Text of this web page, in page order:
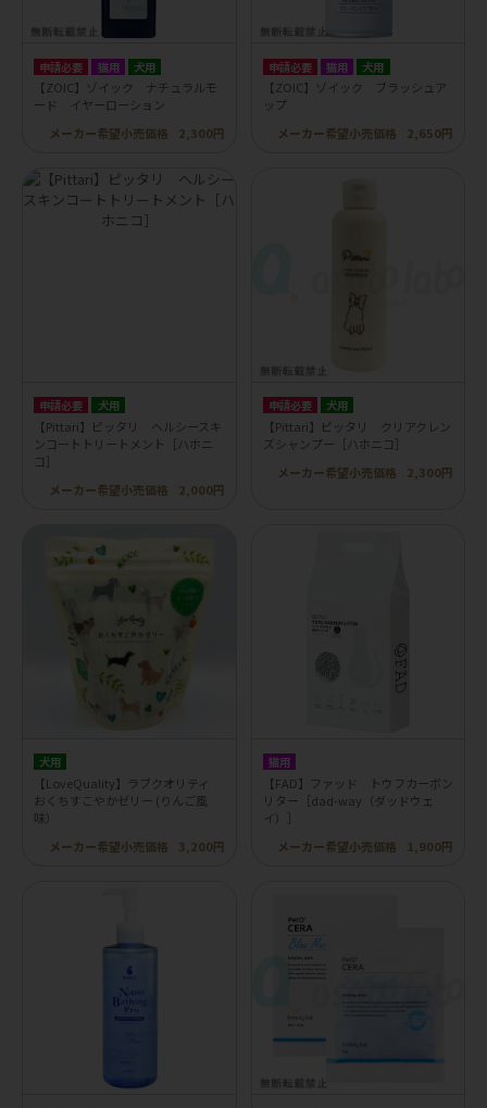
申請必要 猫用 犬用
【ZOIC】ゾイック ナチュラルモ
ード イヤーローション
メーカー希望小売価格
2,300円
申請必要 猫用 犬用
【ZOIC】ゾイック ブラッシュア
ップ
メーカー希望小売価格
2,650円
申請必要 犬用
【Pittari】ピッタリ ヘルシースキ
ンコートトリートメント［ハホニ
コ］
メーカー希望小売価格
2,000円
申請必要 犬用
【Pittari】ピッタリ クリアクレン
ズシャンプー［ハホニコ］
メーカー希望小売価格
2,300円
犬用
【LoveQuality】ラブクオリティ
おくちすこやかゼリー (りんご風
味）
メーカー希望小売価格
3,200円
猫用
【FAD】ファッド トウフカーボン
リター［dad-way（ダッドウェ
イ）］
メーカー希望小売価格
1,900円